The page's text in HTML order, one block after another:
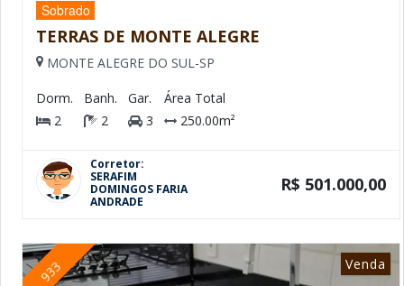
Sobrado
TERRAS DE MONTE ALEGRE
MONTE ALEGRE DO SUL-SP
Dorm.
2
Banh.
2
Gar.
3
Área Total
250.00m²
Corretor:
SERAFIM
DOMINGOS FARIA
ANDRADE
R$ 501.000,00
933 Venda